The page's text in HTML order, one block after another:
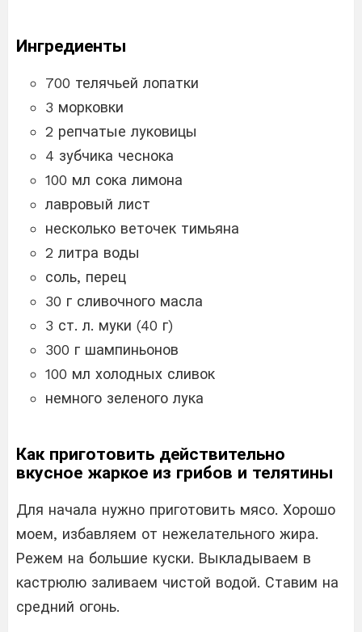
Ингредиенты
700 телячьей лопатки
3 морковки
2 репчатые луковицы
4 зубчика чеснока
100 мл сока лимона
лавровый лист
несколько веточек тимьяна
2 литра воды
соль, перец
30 г сливочного масла
3 ст. л. муки (40 г)
300 г шампиньонов
100 мл холодных сливок
немного зеленого лука
Как приготовить действительно
вкусное жаркое из грибов и телятины
Для начала нужно приготовить мясо. Хорошо
моем, избавляем от нежелательного жира.
Режем на большие куски. Выкладываем в
кастрюлю заливаем чистой водой. Ставим на
средний огонь.